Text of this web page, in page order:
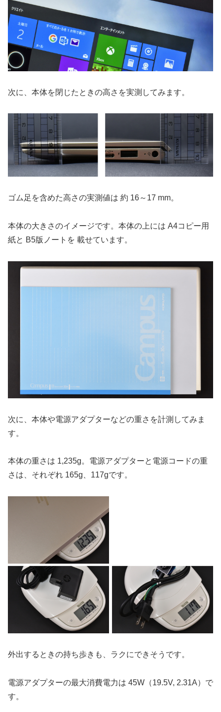
次に、本体を閉じたときの高さを実測してみます。
ゴム足を含めた高さの実測値は 約 16～17 mm。
本体の大きさのイメージです。本体の上には A4コピー用
紙と B5版ノートを 載せています。
次に、本体や電源アダプターなどの重さを計測してみま
す。
本体の重さは 1,235g。電源アダプターと電源コードの重
さは、それぞれ 165g、117gです。
外出するときの持ち歩きも、ラクにできそうです。
電源アダプターの最大消費電力は 45W（19.5V, 2.31A）で
す。